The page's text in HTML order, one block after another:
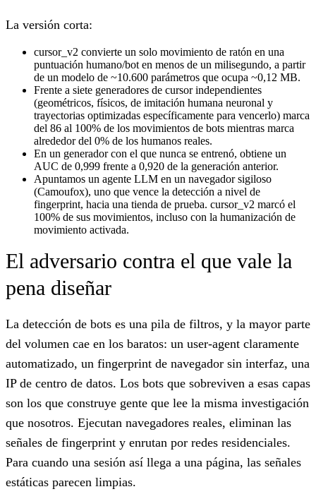
La versión corta:
cursor_v2 convierte un solo movimiento de ratón en una
puntuación humano/bot en menos de un milisegundo, a partir
de un modelo de ~10.600 parámetros que ocupa ~0,12 MB.
Frente a siete generadores de cursor independientes
(geométricos, físicos, de imitación humana neuronal y
trayectorias optimizadas específicamente para vencerlo) marca
del 86 al 100% de los movimientos de bots mientras marca
alrededor del 0% de los humanos reales.
En un generador con el que nunca se entrenó, obtiene un
AUC de 0,999 frente a 0,920 de la generación anterior.
Apuntamos un agente LLM en un navegador sigiloso
(Camoufox), uno que vence la detección a nivel de
fingerprint, hacia una tienda de prueba. cursor_v2 marcó el
100% de sus movimientos, incluso con la humanización de
movimiento activada.
El adversario contra el que vale la
pena diseñar
La detección de bots es una pila de filtros, y la mayor parte
del volumen cae en los baratos: un user-agent claramente
automatizado, un fingerprint de navegador sin interfaz, una
IP de centro de datos. Los bots que sobreviven a esas capas
son los que construye gente que lee la misma investigación
que nosotros. Ejecutan navegadores reales, eliminan las
señales de fingerprint y enrutan por redes residenciales.
Para cuando una sesión así llega a una página, las señales
estáticas parecen limpias.